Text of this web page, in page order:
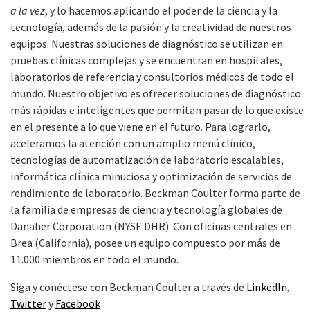
a la vez, y lo hacemos aplicando el poder de la ciencia y la
tecnología, además de la pasión y la creatividad de nuestros
equipos. Nuestras soluciones de diagnóstico se utilizan en
pruebas clínicas complejas y se encuentran en hospitales,
laboratorios de referencia y consultorios médicos de todo el
mundo. Nuestro objetivo es ofrecer soluciones de diagnóstico
más rápidas e inteligentes que permitan pasar de lo que existe
en el presente a lo que viene en el futuro. Para lograrlo,
aceleramos la atención con un amplio menú clínico,
tecnologías de automatización de laboratorio escalables,
informática clínica minuciosa y optimización de servicios de
rendimiento de laboratorio. Beckman Coulter forma parte de
la familia de empresas de ciencia y tecnología globales de
Danaher Corporation (NYSE:DHR). Con oficinas centrales en
Brea (California), posee un equipo compuesto por más de
11.000 miembros en todo el mundo.
Siga y conéctese con Beckman Coulter a través de LinkedIn,
Twittery Facebook